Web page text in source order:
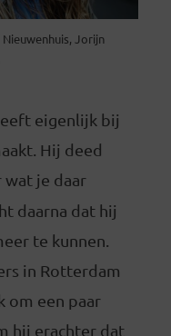
Jorijn
eigenlijk bij
Hij deed
wat je daar
daarna dat hij
te kunnen.
in Rotterdam
om een paar
hij erachter dat